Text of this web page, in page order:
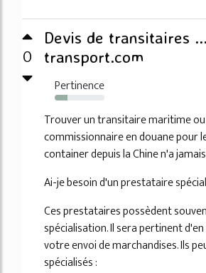
0
Devis de transitaires
transport.com
Pertinence
26%
Trouver un transitaire maritime
commissionnaire en douane pour
container depuis la Chine n'a
Ai-je besoin d'un prestataire
Ces prestataires possèdent
spécialisation. Il sera pertinent
votre envoi de marchandises. Ils
spécialisés :